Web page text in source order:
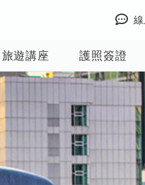
旅遊講座 護照簽證